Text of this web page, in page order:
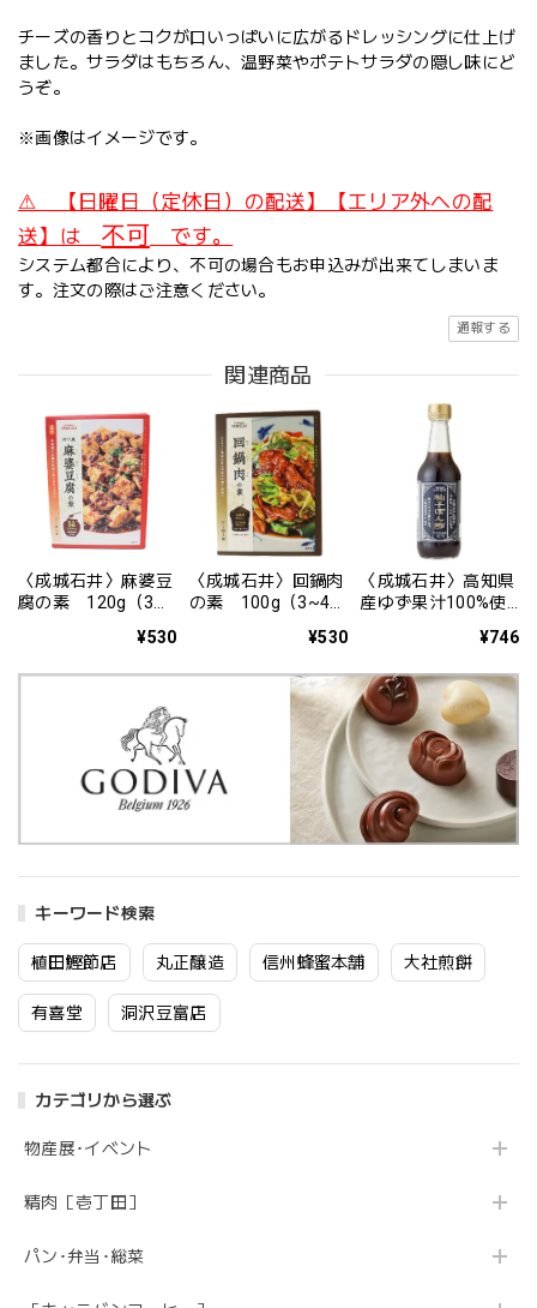
キーワード検索
植田鰹節店 丸正醸造 信州蜂蜜本舗 大社煎餅
有喜堂 洞沢豆富店
カテゴリから選ぶ
物産展･イベント
精肉［壱丁田］
パン･弁当･総菜
チーズの香りとコクが口いっぱいに広がるドレッシングに仕上げ
ました。サラダはもちろん、温野菜やポテトサラダの隠し味にど
うぞ。
※画像はイメージです。
⚠ 【日曜日（定休日）の配送】【エリア外への配
送】は 不可 です。
システム都合により、不可の場合もお申込みが出来てしまいま
す。注文の際はご注意ください。
通報する
関連商品
〈成城石井〉麻婆豆
腐の素 120g（3~4
¥530
〈成城石井〉回鍋肉
の素 100g（3~4人
¥530
〈成城石井〉高知県
産ゆず果汁100%使
¥746